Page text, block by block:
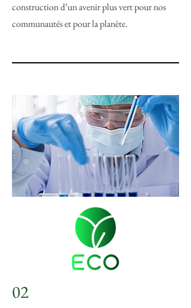
construction d’un avenir plus vert pour nos
communautés et pour la planète.
02